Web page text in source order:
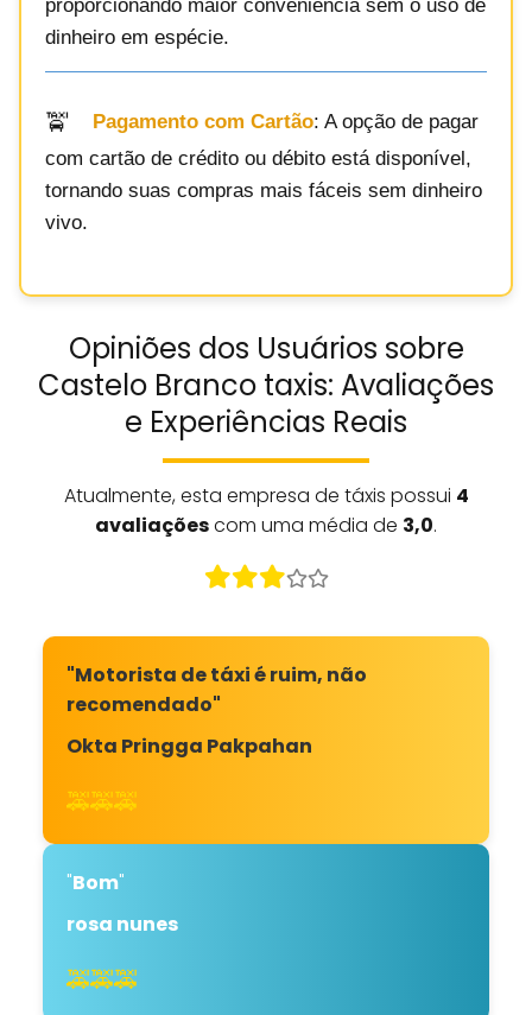
proporcionando maior conveniência sem o uso de
dinheiro em espécie.
Pagamento com Cartão: A opção de pagar
com cartão de crédito ou débito está disponível,
tornando suas compras mais fáceis sem dinheiro
vivo.
Opiniões dos Usuários sobre
Castelo Branco taxis: Avaliações
e Experiências Reais
Atualmente, esta empresa de táxis possui 4
avaliaçõescom uma média de 3,0.
"Motorista de táxi é ruim, não
recomendado"
Okta Pringga Pakpahan
🚕🚕🚕
"Bom"
rosa nunes
🚕🚕🚕